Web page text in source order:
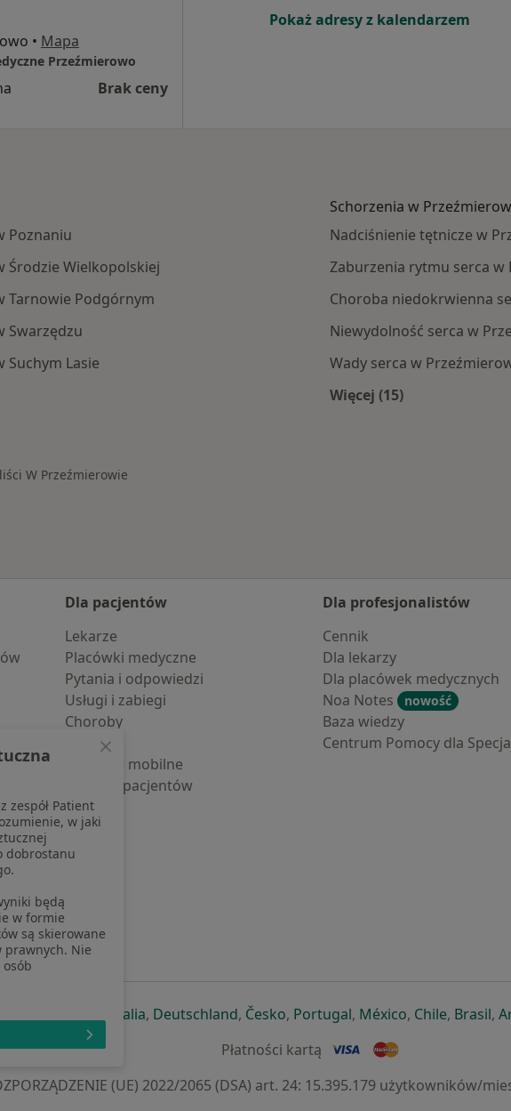
• Mapa
Przeźmierowo
Brak ceny
Pokaż adresy z kalendarzem
Poznaniu
Środzie Wielkopolskiej
Tarnowie Podgórnym
Swarzędzu
Suchym Lasie
Schorzenia w
Nadciśnienie tętnicze w
Zaburzenia rytmu serca w
Choroba niedokrwienna
Niewydolność serca w
Wady serca w
Więcej (15)
W Przeźmierowie
Dla pacjentów
Lekarze
Placówki medyczne
Pytania i odpowiedzi
Usługi i zabiegi
Choroby
Pomoc
Aplikacje mobilne
Blog dla pacjentów
Dla profesjonalistów
Cennik
Dla lekarzy
Dla placówek medycznych
Noa Notes
nowość
Baza wiedzy
Centrum Pomocy dla
otwiera się w nowej karcie
otwiera się w nowej karcie
otwiera się w nowej karcie
Italiaotwiera się w nowej karcie
, Deutschlandotwiera się w nowej karcie
, Českootwiera się w nowej karcie
, Portugalotwiera się w nowej
, Méxicootwiera się w
, Chileotwiera
, Brasil,
Płatności kartą
(UE) 2022/2065 (DSA) art. 24: 15.395.179 użytkowników/
zespół Patient
w jaki
dobrostanu
będą
w formie
są skierowane
prawnych. Nie